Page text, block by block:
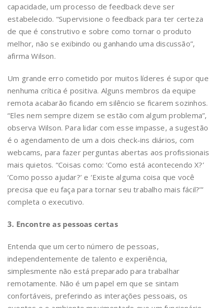
capacidade, um processo de feedback deve ser
estabelecido. “Supervisione o feedback para ter certeza
de que é construtivo e sobre como tornar o produto
melhor, não se exibindo ou ganhando uma discussão”,
afirma Wilson.
Um grande erro cometido por muitos líderes é supor que
nenhuma crítica é positiva. Alguns membros da equipe
remota acabarão ficando em silêncio se ficarem sozinhos.
“Eles nem sempre dizem se estão com algum problema”,
observa Wilson. Para lidar com esse impasse, a sugestão
é o agendamento de um a dois check-ins diários, com
webcams, para fazer perguntas abertas aos profissionais
mais quietos. “Coisas como: ‘Como está acontecendo X?’
‘Como posso ajudar?’ e ‘Existe alguma coisa que você
precisa que eu faça para tornar seu trabalho mais fácil?’”
completa o executivo.
3. Encontre as pessoas certas
Entenda que um certo número de pessoas,
independentemente de talento e experiência,
simplesmente não está preparado para trabalhar
remotamente. Não é um papel em que se sintam
confortáveis, preferindo as interações pessoais, os